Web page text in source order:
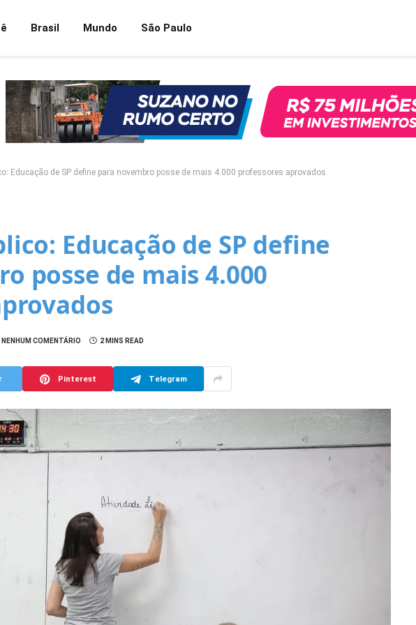
Brasil Mundo São Paulo
Educação de SP define para novembro posse de mais 4.000 professores aprovados
Educação de SP define
posse de mais 4.000
NENHUM COMENTÁRIO 2 MINS READ
Pinterest Telegram